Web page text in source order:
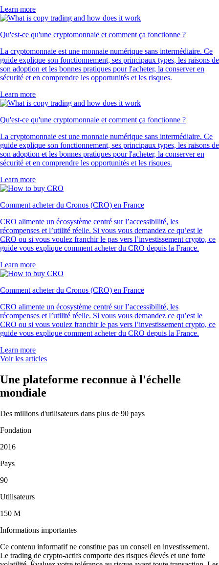
Learn more
Qu'est-ce qu'une cryptomonnaie et comment ça fonctionne ?
La cryptomonnaie est une monnaie numérique sans intermédiaire. Ce
guide explique son fonctionnement, ses principaux types, les raisons de
son adoption et les bonnes pratiques pour l'acheter, la conserver en
sécurité et en comprendre les opportunités et les risques.
Learn more
Qu'est-ce qu'une cryptomonnaie et comment ça fonctionne ?
La cryptomonnaie est une monnaie numérique sans intermédiaire. Ce
guide explique son fonctionnement, ses principaux types, les raisons de
son adoption et les bonnes pratiques pour l'acheter, la conserver en
sécurité et en comprendre les opportunités et les risques.
Learn more
Comment acheter du Cronos (CRO) en France
CRO alimente un écosystème centré sur l’accessibilité, les
récompenses et l’utilité réelle. Si vous vous demandez ce qu’est le
CRO ou si vous voulez franchir le pas vers l’investissement crypto, ce
guide vous explique comment acheter du CRO depuis la France.
Learn more
Comment acheter du Cronos (CRO) en France
CRO alimente un écosystème centré sur l’accessibilité, les
récompenses et l’utilité réelle. Si vous vous demandez ce qu’est le
CRO ou si vous voulez franchir le pas vers l’investissement crypto, ce
guide vous explique comment acheter du CRO depuis la France.
Learn more
Voir les articles
Une plateforme reconnue à l'échelle
mondiale
Des millions d'utilisateurs dans plus de 90 pays
Fondation
2016
Pays
90
Utilisateurs
150 M
Informations importantes
Ce contenu informatif ne constitue pas un conseil en investissement.
Le trading de crypto-actifs comporte des risques élevés et une forte